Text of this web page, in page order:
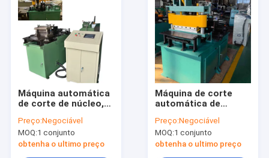
Máquina automática
de corte de núcleo,
aço de silício,
fabricante de núcleo
de reator
Preço:Negociável
MOQ:1 conjunto
obtenha o ultimo preço
Máquina de corte
automática de
silício com 120m/min
Velocidade de corte
para 0,23 ~ 0,5mm
Preço:Negociável
MOQ:1 conjunto
obtenha o ultimo preço